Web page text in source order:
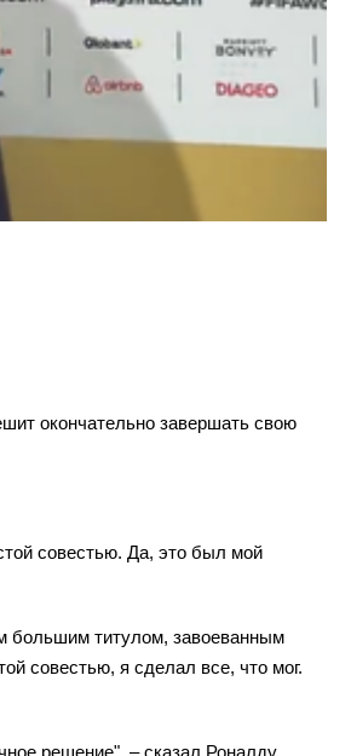
окончательно завершать свою
совестью. Да, это был мой
большим титулом, завоеванным
совестью, я сделал все, что мог.
решение", – сказал Роналду